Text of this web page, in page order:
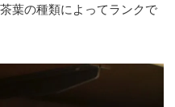
葉の種類によってランクで